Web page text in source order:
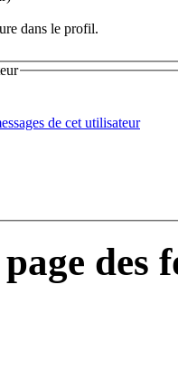
dans le profil.
de cet utilisateur
des